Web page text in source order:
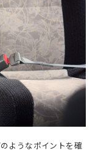
ようなポイントを確